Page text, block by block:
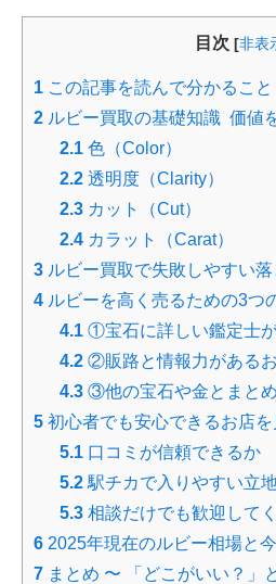
目次 [非表
1 この記事を読んで分かること
2 ルビー買取の基礎知識 価値
2.1 色（Color）
2.2 透明度（Clarity）
2.3 カット（Cut）
2.4 カラット（Carat）
3 ルビー買取で失敗しやすい
4 ルビーを高く売るための3つ
4.1 ①宝石に詳しい鑑定士
4.2 ②販路と情報力がある
4.3 ③他の宝石や金とまと
5 初心者でも安心できるお店
5.1 口コミが信頼できるか
5.2 駅チカで入りやすい立
5.3 相談だけでも歓迎して
6 2025年現在のルビー相場と
7 まとめ 〜 「どこがいい？」